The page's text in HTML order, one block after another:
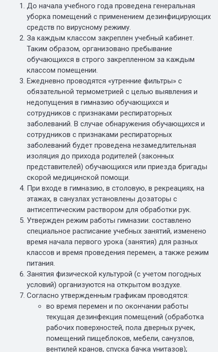
До начала учебного года проведена генеральная
уборка помещений с применением дезинфицирующих
средств по вирусному режиму.
За каждым классом закреплен учебный кабинет.
Таким образом, организовано пребывание
обучающихся в строго закрепленном за каждым
классом помещении.
Ежедневно проводятся «утренние фильтры» с
обязательной термометрией с целью выявления и
недопущения в гимназию обучающихся и
сотрудников с признаками респираторных
заболеваний. В случае обнаружения обучающихся и
сотрудников с признаками респираторных
заболеваний будет проведена незамедлительная
изоляция до прихода родителей (законных
представителей) обучающихся или приезда бригады
скорой медицинской помощи.
При входе в гимназию, в столовую, в рекреациях, на
этажах, в санузлах установлены дозаторы с
антисептическим раствором для обработки рук.
Утвержден режим работы гимназии: составлено
специальное расписание учебных занятий, изменено
время начала первого урока (занятия) для разных
классов и время проведения перемен, а также режим
питания.
Занятия физической культурой (с учетом погодных
условий) организуются на открытом воздухе.
Согласно утвержденным графикам проводятся:
во время перемен и по окончании работы
текущая дезинфекция помещений (обработка
рабочих поверхностей, пола дверных ручек,
помещений пищеблоков, мебели, санузлов,
вентилей кранов, спуска бачка унитазов);